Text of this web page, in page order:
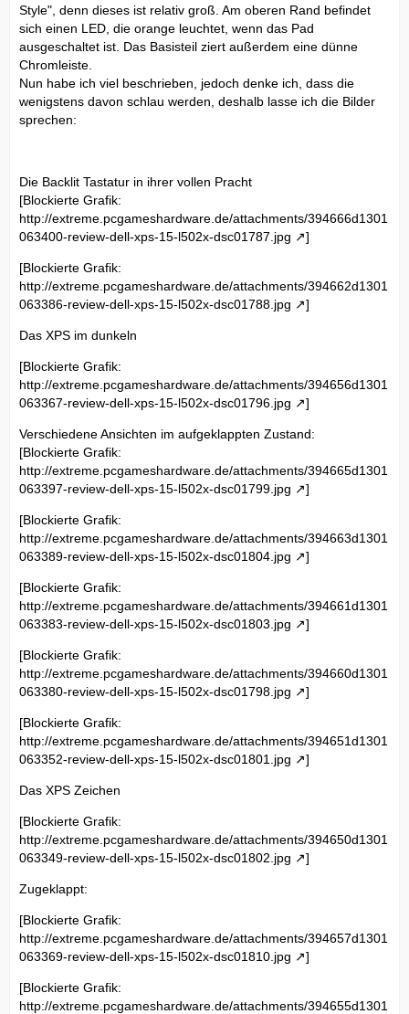
Style", denn dieses ist relativ groß. Am oberen Rand befindet
sich einen LED, die orange leuchtet, wenn das Pad
ausgeschaltet ist. Das Basisteil ziert außerdem eine dünne
Chromleiste.
Nun habe ich viel beschrieben, jedoch denke ich, dass die
wenigstens davon schlau werden, deshalb lasse ich die Bilder
sprechen:
Die Backlit Tastatur in ihrer vollen Pracht
[Blockierte Grafik:
http://extreme.pcgameshardware.de/attachments/394666d1301
063400-review-dell-xps-15-l502x-dsc01787.jpg
]
[Blockierte Grafik:
http://extreme.pcgameshardware.de/attachments/394662d1301
063386-review-dell-xps-15-l502x-dsc01788.jpg
]
Das XPS im dunkeln
[Blockierte Grafik:
http://extreme.pcgameshardware.de/attachments/394656d1301
063367-review-dell-xps-15-l502x-dsc01796.jpg
]
Verschiedene Ansichten im aufgeklappten Zustand:
[Blockierte Grafik:
http://extreme.pcgameshardware.de/attachments/394665d1301
063397-review-dell-xps-15-l502x-dsc01799.jpg
]
[Blockierte Grafik:
http://extreme.pcgameshardware.de/attachments/394663d1301
063389-review-dell-xps-15-l502x-dsc01804.jpg
]
[Blockierte Grafik:
http://extreme.pcgameshardware.de/attachments/394661d1301
063383-review-dell-xps-15-l502x-dsc01803.jpg
]
[Blockierte Grafik:
http://extreme.pcgameshardware.de/attachments/394660d1301
063380-review-dell-xps-15-l502x-dsc01798.jpg
]
[Blockierte Grafik:
http://extreme.pcgameshardware.de/attachments/394651d1301
063352-review-dell-xps-15-l502x-dsc01801.jpg
]
Das XPS Zeichen
[Blockierte Grafik:
http://extreme.pcgameshardware.de/attachments/394650d1301
063349-review-dell-xps-15-l502x-dsc01802.jpg
]
Zugeklappt:
[Blockierte Grafik:
http://extreme.pcgameshardware.de/attachments/394657d1301
063369-review-dell-xps-15-l502x-dsc01810.jpg
]
[Blockierte Grafik:
http://extreme.pcgameshardware.de/attachments/394655d1301